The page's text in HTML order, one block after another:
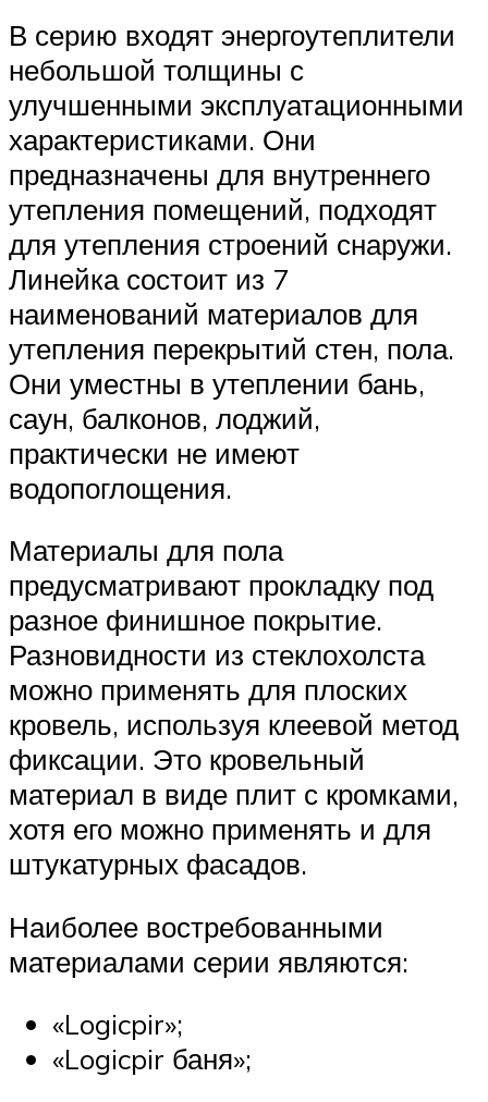
В серию входят энергоутеплители
небольшой толщины с
улучшенными эксплуатационными
характеристиками. Они
предназначены для внутреннего
утепления помещений, подходят
для утепления строений снаружи.
Линейка состоит из 7
наименований материалов для
утепления перекрытий стен, пола.
Они уместны в утеплении бань,
саун, балконов, лоджий,
практически не имеют
водопоглощения.
Материалы для пола
предусматривают прокладку под
разное финишное покрытие.
Разновидности из стеклохолста
можно применять для плоских
кровель, используя клеевой метод
фиксации. Это кровельный
материал в виде плит с кромками,
хотя его можно применять и для
штукатурных фасадов.
Наиболее востребованными
материалами серии являются:
«Logicpir»;
«Logicpir баня»;